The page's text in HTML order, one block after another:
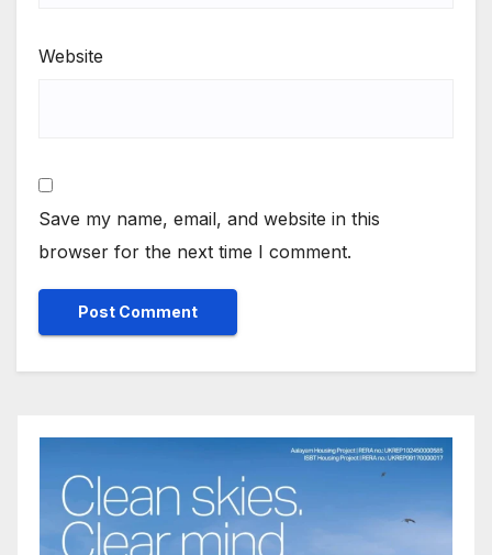
Website
Save my name, email, and website in this
browser for the next time I comment.